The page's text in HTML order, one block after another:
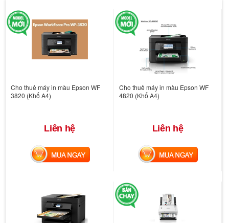
Cho thuê máy in màu Epson WF
3820 (Khổ A4)
Liên hệ
MUA NGAY
Cho thuê máy in màu Epson WF
4820 (Khổ A4)
Liên hệ
MUA NGAY